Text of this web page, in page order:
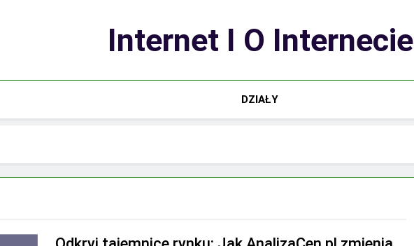
Internet I O Internecie
DZIAŁY